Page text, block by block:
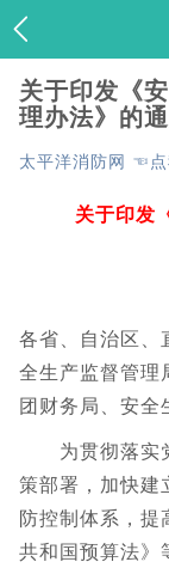
关于印发《
理办法》的
太平洋消防网 ☜点
关于印发《
各省、自治区、
全生产监督管理
团财务局、安全
为贯彻落实党
策部署，加快建
防控制体系，提
共和国预算法》